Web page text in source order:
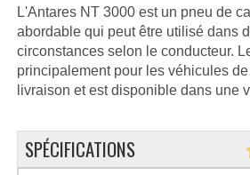
L'Antares NT 3000 est un pneu de
abordable qui peut être utilisé dans
circonstances selon le conducteur.
principalement pour les véhicules
livraison et est disponible dans une
SPÉCIFICATIONS